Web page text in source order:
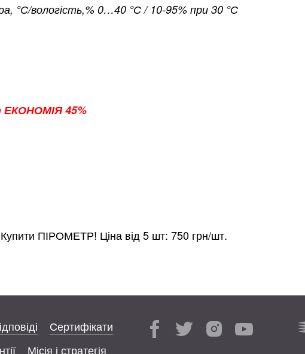
°С/вологість,% 0…40 °С / 10-95% при 30 °С
ЕКОНОМІЯ 45%
Купити ПІРОМЕТР! Ціна від 5 шт: 750 грн/шт.
Сертифікати
Місія і стратегія